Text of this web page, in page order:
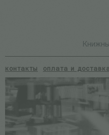
контакты оплата и